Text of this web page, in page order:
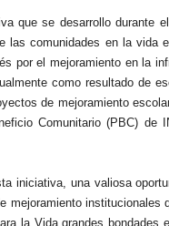
que se desarrollo durante
las comunidades en la vida
por el mejoramiento en la
como resultado de
de mejoramiento
Comunitario (PBC) de
iniciativa, una valiosa
institucionales
la Vida grandes bondades